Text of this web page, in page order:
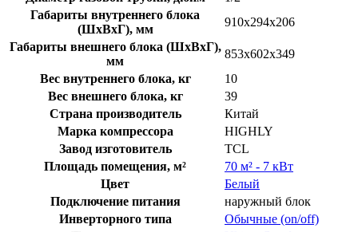
Габариты внутреннего блока
(ШхВхГ), мм
910x294x206
Габариты внешнего блока (ШхВхГ),
мм
853x602x349
Вес внутреннего блока, кг
10
Вес внешнего блока, кг
39
Страна производитель
Китай
Марка компрессора
HIGHLY
Завод изготовитель
TCL
Площадь помещения, м²
70 м² - 7 кВт
Цвет
Белый
Подключение питания
наружный блок
Инверторного типа
Обычные (on/off)